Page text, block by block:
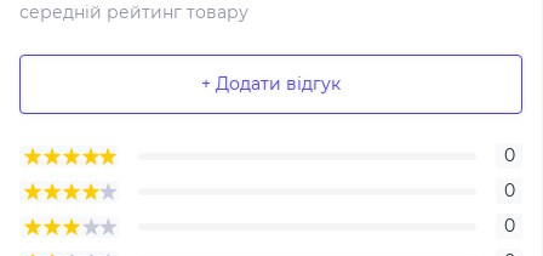
середній рейтинг товару
+ Додати відгук
0
0
0